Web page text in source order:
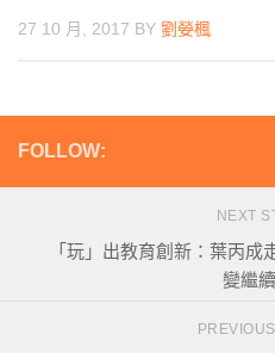
27 10 月, 2017 BY 劉嫈楓
FOLLOW:
NEXT
「玩」出教育創新：葉丙
變繼